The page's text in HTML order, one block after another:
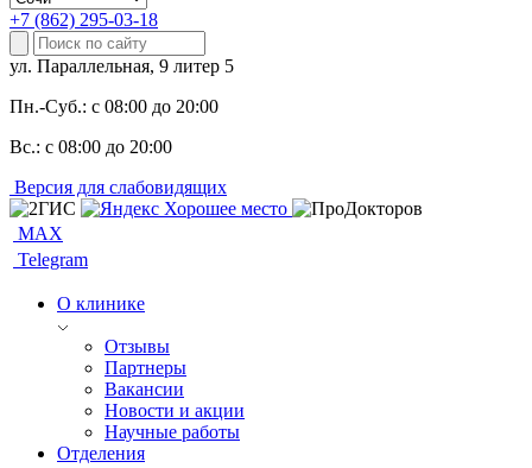
+7 (862) 295-03-18
ул. Параллельная, 9 литер 5
Пн.-Суб.: с 08:00 до 20:00
Вс.: с 08:00 до 20:00
Версия для слабовидящих
MAX
Telegram
О клинике
Отзывы
Партнеры
Вакансии
Новости и акции
Научные работы
Отделения